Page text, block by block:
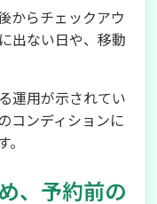
からチェックアウ
出ない日や、移動
運用が示されてい
コンディションに
、予約前の